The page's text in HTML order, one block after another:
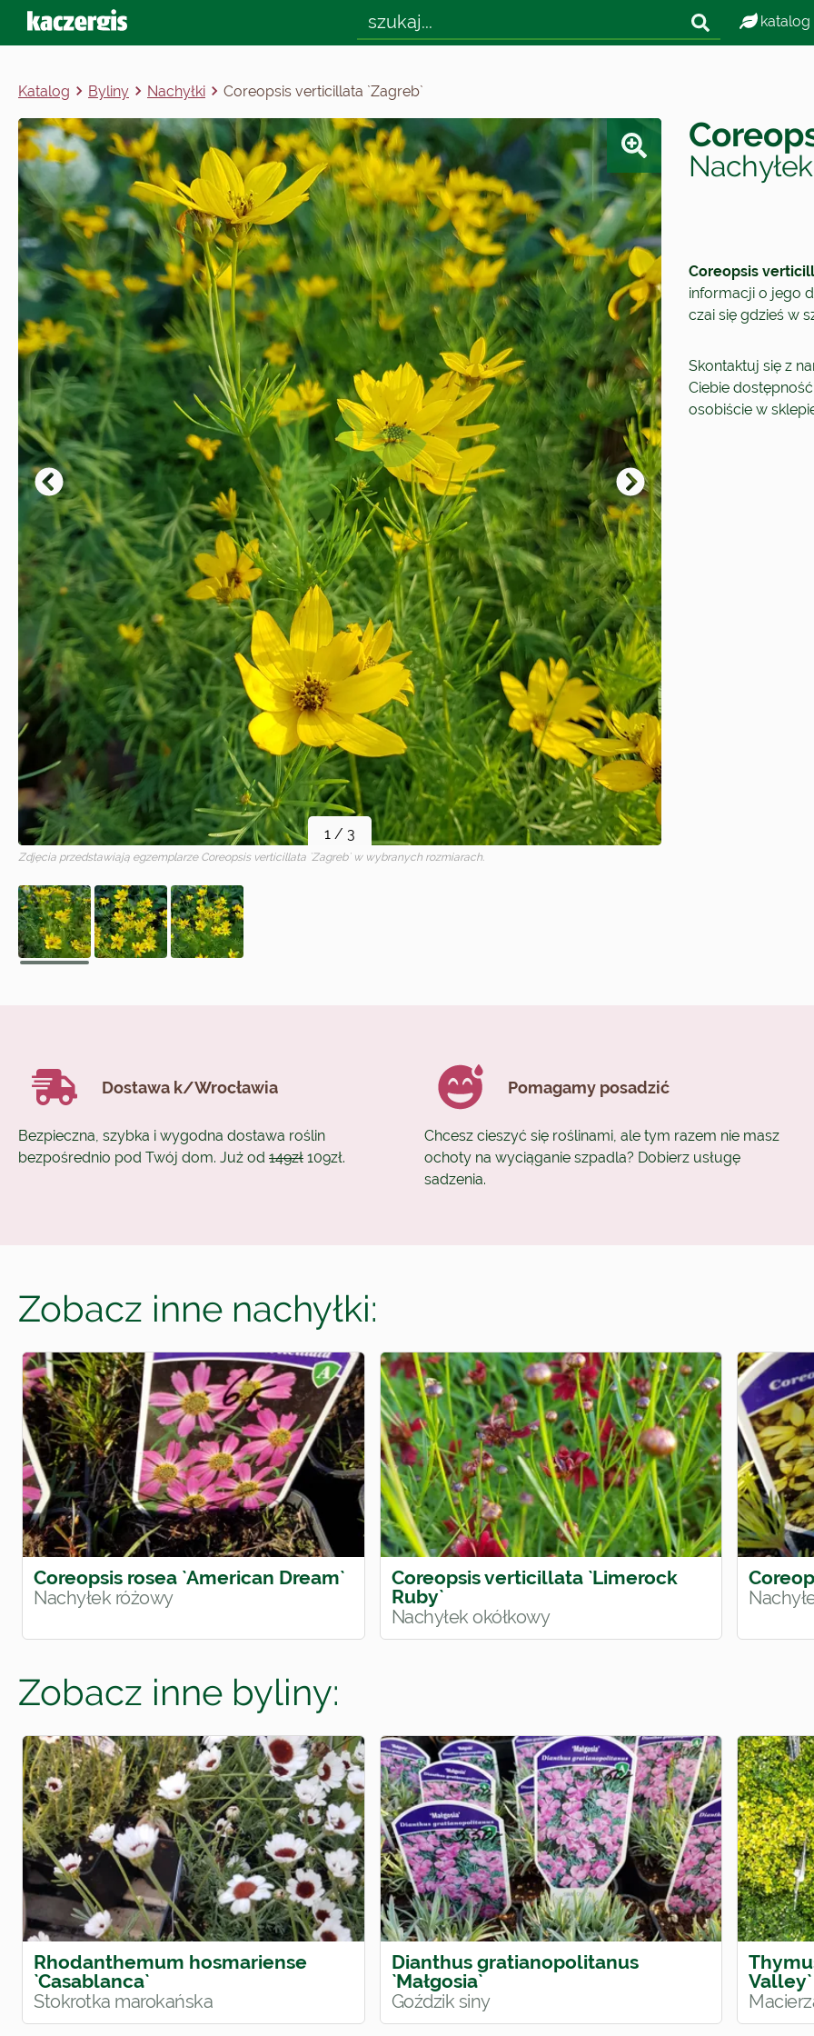
katalog
Katalog Byliny Nachyłki Coreopsis verticillata `Zagreb`
1/ 3
Zdjęcia przedstawiają egzemplarze Coreopsis verticillata `Zagreb`w wybranych rozmiarach.
Coreopsis
informacji o jego
czai się gdzieś w
Skontaktuj się z
Ciebie
osobiście w
Dostawa k/Wrocławia
Bezpieczna, szybka i wygodna dostawa roślin
bezpośrednio pod Twój dom. Już od 149zł 109zł.
Pomagamy posadzić
Chcesz cieszyć się roślinami, ale tym razem nie masz
ochoty na wyciąganie szpadla? Dobierz usługę
sadzenia.
Zobacz inne nachyłki:
Coreopsis rosea `American Dream`
Nachyłek różowy
Coreopsis verticillata `Limerock
Ruby`
Nachyłek okółkowy
Zobacz inne byliny:
Rhodanthemum hosmariense
`Casablanca`
Stokrotka marokańska
Dianthus gratianopolitanus
`Małgosia`
Goździk siny
Valley`